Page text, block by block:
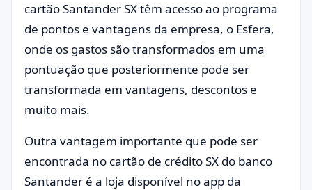
cartão Santander SX têm acesso ao programa
de pontos e vantagens da empresa, o Esfera,
onde os gastos são transformados em uma
pontuação que posteriormente pode ser
transformada em vantagens, descontos e
muito mais.
Outra vantagem importante que pode ser
encontrada no cartão de crédito SX do banco
Santander é a loja disponível no app da